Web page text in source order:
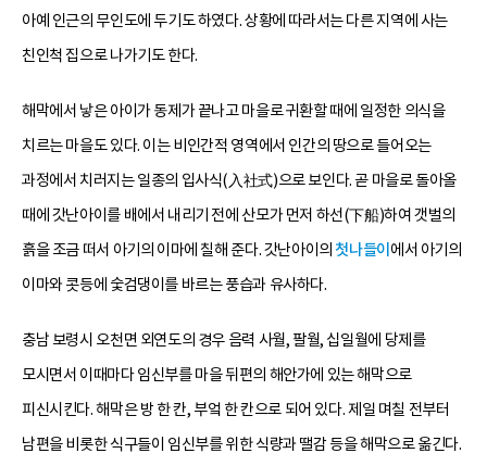
아예 인근의 무인도에 두기도 하였다. 상황에 따라서는 다른 지역에 사는
친인척 집으로 나가기도 한다.
해막에서 낳은 아이가 동제가 끝나고 마을로 귀환할 때에 일정한 의식을
치르는 마을도 있다. 이는 비인간적 영역에서 인간의 땅으로 들어오는
과정에서 치러지는 일종의 입사식(入社式)으로 보인다. 곧 마을로 돌아올
때에 갓난아이를 배에서 내리기 전에 산모가 먼저 하선(下船)하여 갯벌의
흙을 조금 떠서 아기의 이마에 칠해 준다. 갓난아이의첫나들이 에서 아기의
이마와 콧등에 숯검댕이를 바르는 풍습과 유사하다.
충남 보령시 오천면 외연도의 경우 음력 사월, 팔월, 십일월에 당제를
모시면서 이때마다 임신부를 마을 뒤편의 해안가에 있는 해막으로
피신시킨다. 해막은 방 한 칸, 부엌 한 칸으로 되어 있다. 제일 며칠 전부터
남편을 비롯한 식구들이 임신부를 위한 식량과 땔감 등을 해막으로 옮긴다.